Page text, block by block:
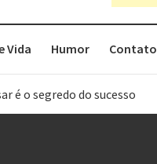
Vida Humor Contato
é o segredo do sucesso